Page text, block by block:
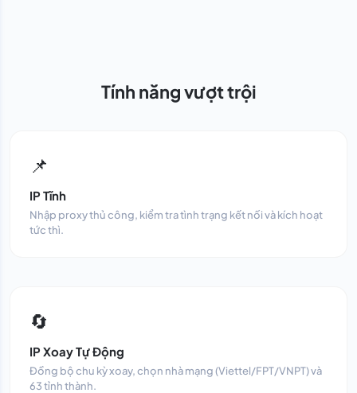
Tính năng vượt trội
📌
IP Tĩnh
Nhập proxy thủ công, kiểm tra tình trạng kết nối và kích hoạt
tức thì.
🔄
IP Xoay Tự Động
Đồng bộ chu kỳ xoay, chọn nhà mạng (Viettel/FPT/VNPT) và
63 tỉnh thành.